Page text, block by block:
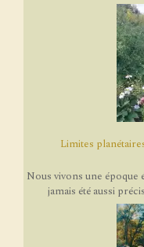
Limites
Nous vivons une époque
jamais été aussi